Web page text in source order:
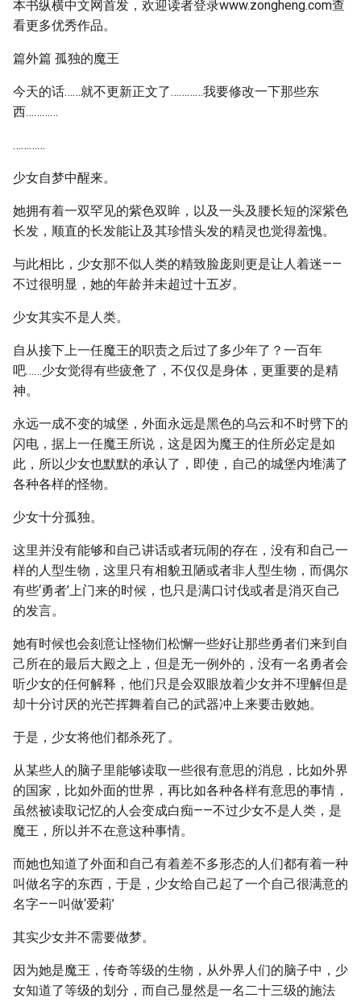
本书纵横中文网首发，欢迎读者登录www.zongheng.com查
看更多优秀作品。
篇外篇 孤独的魔王
今天的话……就不更新正文了…………我要修改一下那些东
西…………
…………
少女自梦中醒来。
她拥有着一双罕见的紫色双眸，以及一头及腰长短的深紫色
长发，顺直的长发能让及其珍惜头发的精灵也觉得羞愧。
与此相比，少女那不似人类的精致脸庞则更是让人着迷——
不过很明显，她的年龄并未超过十五岁。
少女其实不是人类。
自从接下上一任魔王的职责之后过了多少年了？一百年
吧……少女觉得有些疲惫了，不仅仅是身体，更重要的是精
神。
永远一成不变的城堡，外面永远是黑色的乌云和不时劈下的
闪电，据上一任魔王所说，这是因为魔王的住所必定是如
此，所以少女也默默的承认了，即使，自己的城堡内堆满了
各种各样的怪物。
少女十分孤独。
这里并没有能够和自己讲话或者玩闹的存在，没有和自己一
样的人型生物，这里只有相貌丑陋或者非人型生物，而偶尔
有些‘勇者’上门来的时候，也只是满口讨伐或者是消灭自己
的发言。
她有时候也会刻意让怪物们松懈一些好让那些勇者们来到自
己所在的最后大殿之上，但是无一例外的，没有一名勇者会
听少女的任何解释，他们只是会双眼放着少女并不理解但是
却十分讨厌的光芒挥舞着自己的武器冲上来要击败她。
于是，少女将他们都杀死了。
从某些人的脑子里能够读取一些很有意思的消息，比如外界
的国家，比如外面的世界，再比如各种各样有意思的事情，
虽然被读取记忆的人会变成白痴——不过少女不是人类，是
魔王，所以并不在意这种事情。
而她也知道了外面和自己有着差不多形态的人们都有着一种
叫做名字的东西，于是，少女给自己起了一个自己很满意的
名字——叫做‘爱莉’
其实少女并不需要做梦。
因为她是魔王，传奇等级的生物，从外界人们的脑子中，少
女知道了等级的划分，而自己显然是一名二十三级的施法